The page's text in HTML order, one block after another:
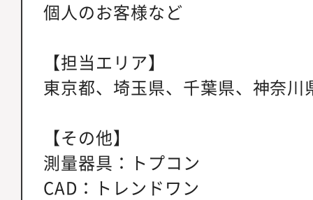
個人のお客様など
【担当エリア】
東京都、埼玉県、千葉県、神奈川
【その他】
測量器具：トプコン
CAD：トレンドワン